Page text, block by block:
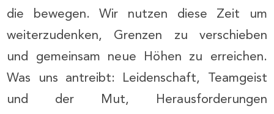
die bewegen. Wir nutzen diese Zeit um
weiterzudenken, Grenzen zu verschieben
und gemeinsam neue Höhen zu erreichen.
Was uns antreibt: Leidenschaft, Teamgeist
und der Mut, Herausforderungen